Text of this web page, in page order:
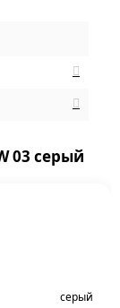
03 серый
серый